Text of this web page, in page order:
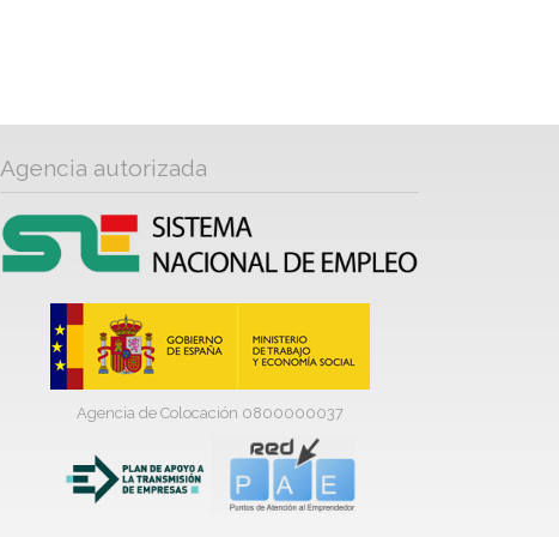
Agencia autorizada
Agencia de Colocación 0800000037